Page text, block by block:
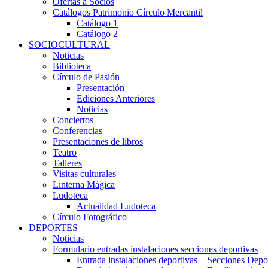
Catálogos Patrimonio Círculo Mercantil
Catálogo 1
Catálogo 2
SOCIOCULTURAL
Noticias
Biblioteca
Círculo de Pasión
Presentación
Ediciones Anteriores
Noticias
Conciertos
Conferencias
Presentaciones de libros
Teatro
Talleres
Visitas culturales
Linterna Mágica
Ludoteca
Actualidad Ludoteca
Círculo Fotográfico
DEPORTES
Noticias
Formulario entradas instalaciones secciones deportivas
Entrada instalaciones deportivas – Secciones